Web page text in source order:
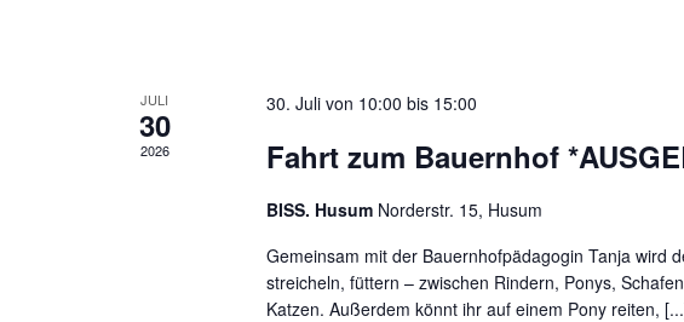
JULI
30
2026
30. Juli von 10:00 bis 15:00
Fahrt zum Bauernhof
BISS. Husum Norderstr. 15, Husum
Gemeinsam mit der Bauernhofpädagogin Tanja wird
streicheln, füttern – zwischen Rindern, Ponys,
Katzen. Außerdem könnt ihr auf einem Pony reiten,